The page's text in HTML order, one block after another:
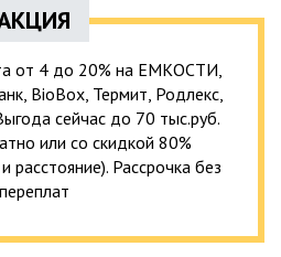
от 4 до 20% на ЕМКОСТИ,
BioBox, Термит, Родлекс,
сейчас до 70 тыс.руб.
или со скидкой 80%
расстояние). Рассрочка без
переплат